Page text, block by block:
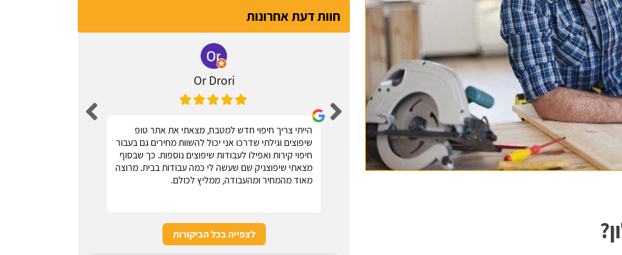
חוות דעת אחרונות
Or Drori
הייתי צריך חיפוי חדש למטבח, מצאתי את אתר טופ
שיפוצים וגילתי שדרכו אני יכול להשוות מחירים גם בעבור
חיפוי קירות ואפילו לעבודות שיפוצים נוספות. כך שבסוף
מצאתי שיפוצניק שם שעשה לי כמה עבודות בבית. מרוצה
מאוד מהמחיר ומהעבודה, ממליץ לכולם.
דור קדם
שיפצתי את הדירה בחריש בזכות האתר הנהדר הזה !
קיבלתי 3 הצעות מחיר מבעלי מקצוע שונים. בחרתי
בהצעה שהכי נראתה לי ויצאנו לדרך. התוצאות מעולות.
סופר מקצועיים . מומלץ בחום !!
לצפייה בכל הביקורות